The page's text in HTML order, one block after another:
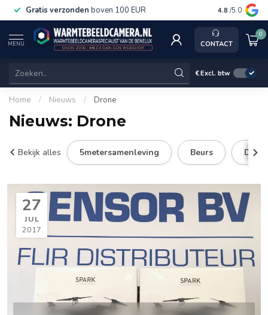
Gratis verzonden boven 100 EUR Service,
4.8 /5.0
MENU CONTACT
0
€Excl. btw
Home / Nieuws / Drone
Nieuws: Drone
Bekijk alles 5metersamenleving Beurs DJI
27
JUL
2017